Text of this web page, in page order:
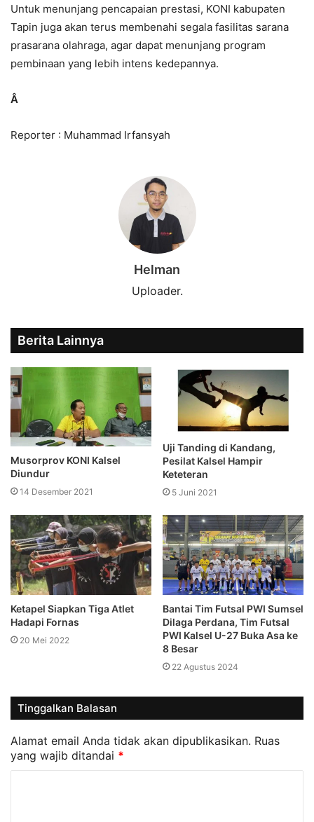
Untuk menunjang pencapaian prestasi, KONI kabupaten
Tapin juga akan terus membenahi segala fasilitas sarana
prasarana olahraga, agar dapat menunjang program
pembinaan yang lebih intens kedepannya.
Â
Reporter : Muhammad Irfansyah
Helman
Uploader.
Berita Lainnya
Musorprov KONI Kalsel
Diundur
14 Desember 2021
Uji Tanding di Kandang,
Pesilat Kalsel Hampir
Keteteran
5 Juni 2021
Ketapel Siapkan Tiga Atlet
Hadapi Fornas
20 Mei 2022
Bantai Tim Futsal PWI Sumsel
Dilaga Perdana, Tim Futsal
PWI Kalsel U-27 Buka Asa ke
8 Besar
22 Agustus 2024
Tinggalkan Balasan
Alamat email Anda tidak akan dipublikasikan. Ruas
yang wajib ditandai *